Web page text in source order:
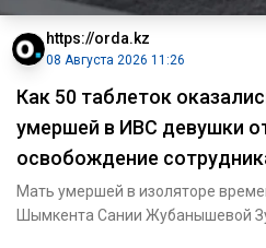
https://orda.kz
08 Августа 2026 11:26
Как 50 таблеток
умершей в ИВС девушки
освобождение
Мать умершей в изоляторе
Шымкента Сании Жубанышевой